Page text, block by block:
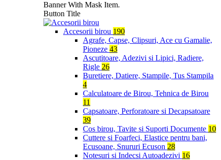
Banner With Mask Item.
Button Title
Accesorii birou 190
Agrafe, Capse, Clipsuri, Ace cu Gamalie,
Pioneze 43
Ascutitoare, Adezivi si Lipici, Radiere,
Rigle 26
Buretiere, Datiere, Stampile, Tus Stampila
4
Calculatoare de Birou, Tehnica de Birou
11
Capsatoare, Perforatoare si Decapsatoare
39
Cos birou, Tavite si Suporti Documente 10
Cuttere si Foarfeci, Elastice pentru bani,
Ecusoane, Snururi Ecuson 28
Notesuri si Indecsi Autoadezivi 16